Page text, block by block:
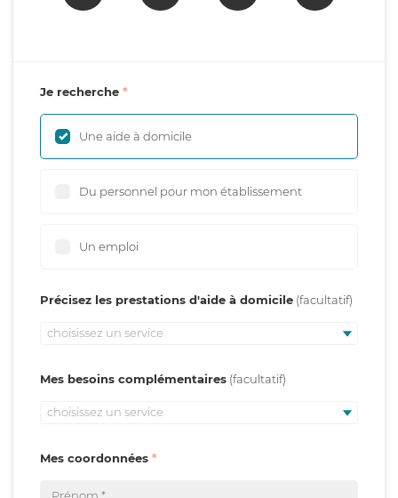
Je recherche
Une aide à domicile
Du personnel pour mon établissement
Un emploi
Précisez les prestations d'aide à domicile
choisissez un service
Mes besoins complémentaires
choisissez un service
Mes coordonnées